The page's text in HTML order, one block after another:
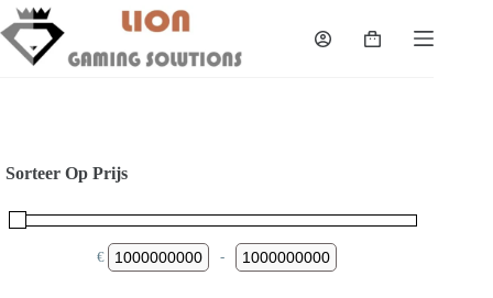
Skip
to
content
Shopping
Sorteer Op Prijs
€ Minimum Price
-Maximum Price